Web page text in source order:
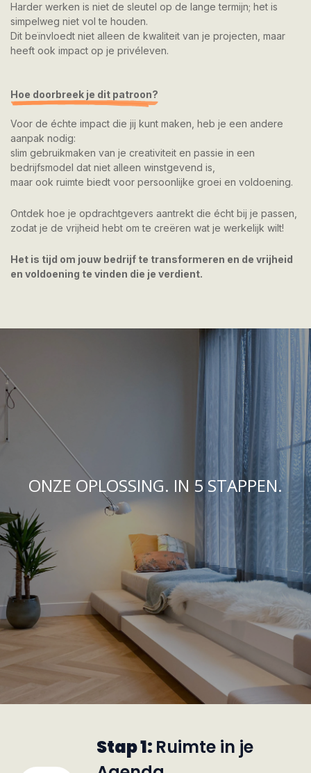
Harder werken is niet de sleutel op de lange termijn; het is
simpelweg niet vol te houden.
Dit beïnvloedt niet alleen de kwaliteit van je projecten, maar
heeft ook impact op je privéleven.
Hoe doorbreek je dit patroon?
Voor de échte impact die jij kunt maken, heb je een andere
aanpak nodig:
slim gebruikmaken van je creativiteit en passie in een
bedrijfsmodel dat niet alleen winstgevend is,
maar ook ruimte biedt voor persoonlijke groei en voldoening.
Ontdek hoe je opdrachtgevers aantrekt die écht bij je passen,
zodat je de vrijheid hebt om te creëren wat je werkelijk wilt!
Het is tijd om jouw bedrijf te transformeren en de vrijheid
en voldoening te vinden die je verdient.
ONZE OPLOSSING. IN 5 STAPPEN.
Stap 1: Ruimte in je